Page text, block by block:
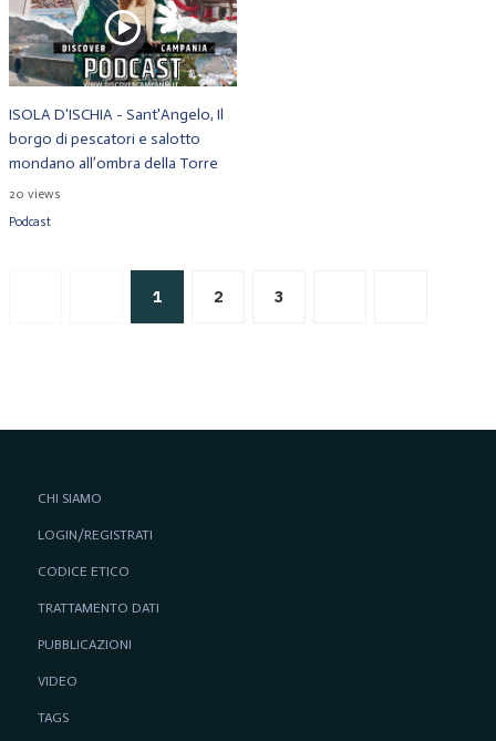
ISOLA D'ISCHIA - Sant'Angelo, Il
borgo di pescatori e salotto
mondano all’ombra della Torre
20 views
Podcast
1 2 3
CHI SIAMO
LOGIN/REGISTRATI
CODICE ETICO
TRATTAMENTO DATI
PUBBLICAZIONI
VIDEO
TAGS